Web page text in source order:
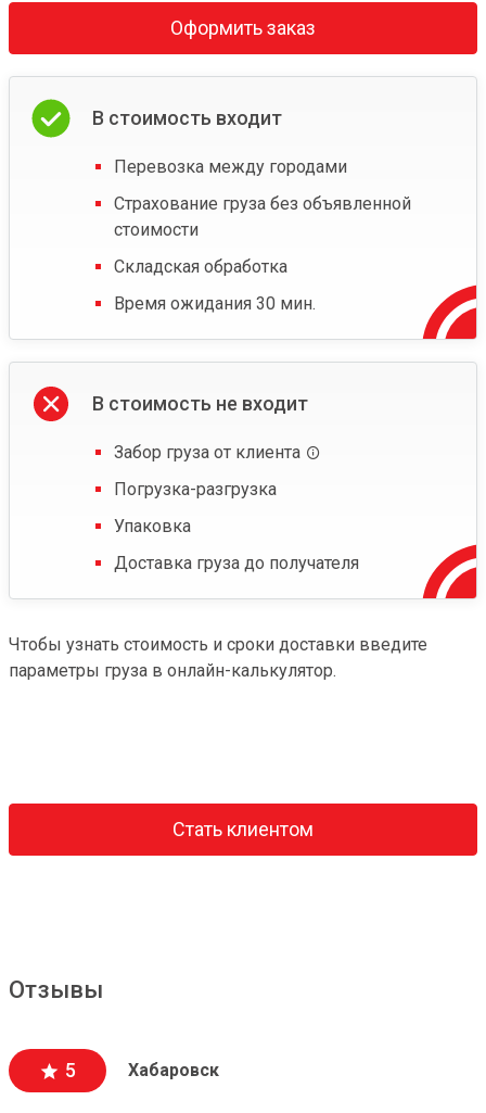
Оформить заказ
В стоимость входит
Перевозка между городами
Страхование груза без объявленной
стоимости
Складская обработка
Время ожидания 30 мин.
В стоимость не входит
Забор груза от клиента
Погрузка-разгрузка
Упаковка
Доставка груза до получателя
Чтобы узнать стоимость и сроки доставки введите
параметры груза в онлайн-калькулятор.
Стать клиентом
Отзывы
5 Хабаровск